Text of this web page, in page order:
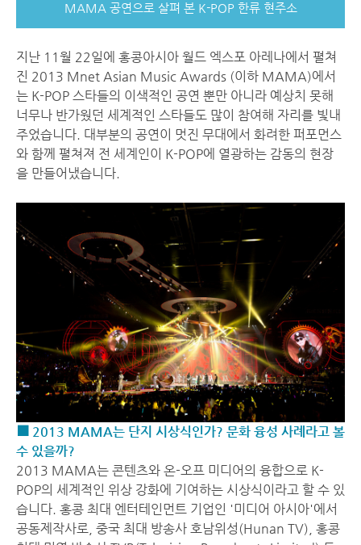
MAMA 공연으로 살펴 본 K-POP 한류 현주소
지난 11월 22일에 홍콩아시아 월드 엑스포 아레나에서 펼쳐
진 2013 Mnet Asian Music Awards (이하 MAMA)에서
는 K-POP 스타들의 이색적인 공연 뿐만 아니라 예상치 못해
너무나 반가웠던 세계적인 스타들도 많이 참여해 자리를 빛내
주었습니다. 대부분의 공연이 멋진 무대에서 화려한 퍼포먼스
와 함께 펼쳐져 전 세계인이 K-POP에 열광하는 감동의 현장
을 만들어냈습니다.
■ 2013 MAMA는 단지 시상식인가? 문화 융성 사례라고 볼
수 있을까?
2013 MAMA는 콘텐츠와 온-오프 미디어의 융합으로 K-
POP의 세계적인 위상 강화에 기여하는 시상식이라고 할 수 있
습니다. 홍콩 최대 엔터테인먼트 기업인 '미디어 아시아'에서
공동제작사로, 중국 최대 방송사 호남위성(Hunan TV), 홍콩